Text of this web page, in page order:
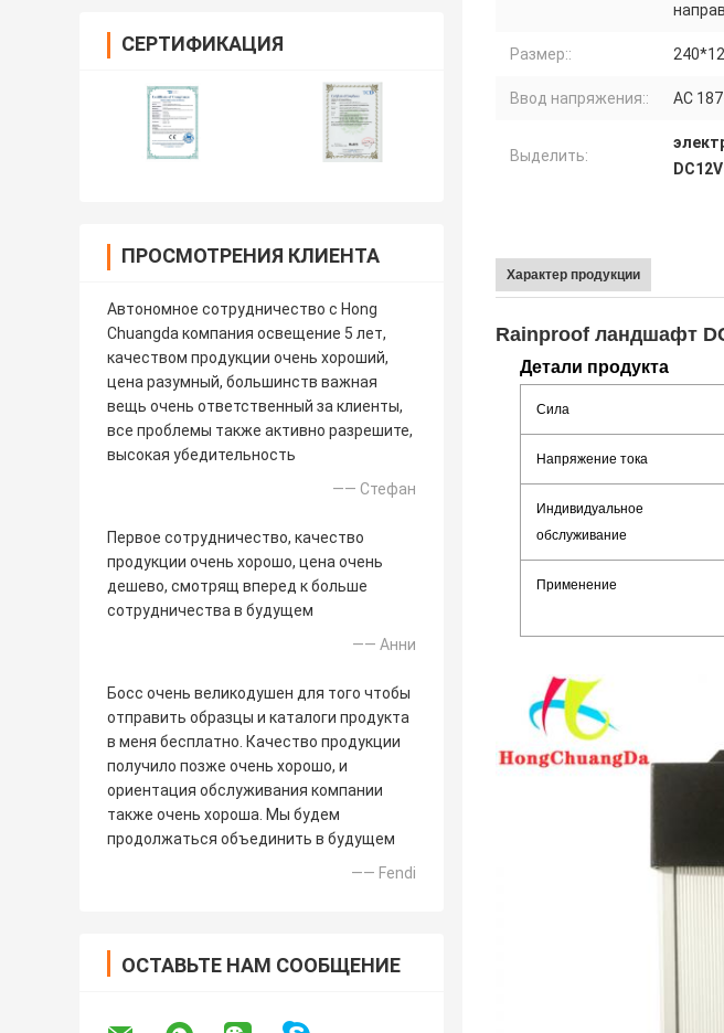
СЕРТИФИКАЦИЯ
ПРОСМОТРЕНИЯ КЛИЕНТА
Автономное сотрудничество с Hong
Chuangda компания освещение 5 лет,
качеством продукции очень хороший,
цена разумный, большинств важная
вещь очень ответственный за клиенты,
все проблемы также активно разрешите,
высокая убедительность
—— Стефан
Первое сотрудничество, качество
продукции очень хорошо, цена очень
дешево, смотрящ вперед к больше
сотрудничества в будущем
—— Анни
Босс очень великодушен для того чтобы
отправить образцы и каталоги продукта
в меня бесплатно. Качество продукции
получило позже очень хорошо, и
ориентация обслуживания компании
также очень хороша. Мы будем
продолжаться объединить в будущем
—— Fendi
ОСТАВЬТЕ НАМ СООБЩЕНИЕ
Размер::
Ввод напряжения:: AC
Выделить:
Характер продукции
Rainproof ландшафт
Детали продукта
Сила
Напряжение тока
Индивидуальное
обслуживание
Применение